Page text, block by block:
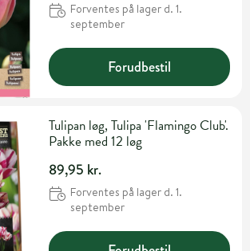
Forventes på lager d. 1.
september
Forudbestil
Tulipan løg, Tulipa 'Flamingo Club'.
Pakke med 12 løg
89,95 kr.
Forventes på lager d. 1.
september